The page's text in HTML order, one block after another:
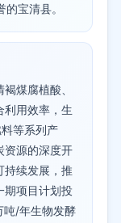
的宝清县。
煤腐植酸、
利用效率，生
等系列产
资源的深度开
持续发展，推
期项目计划投
/年生物发酵